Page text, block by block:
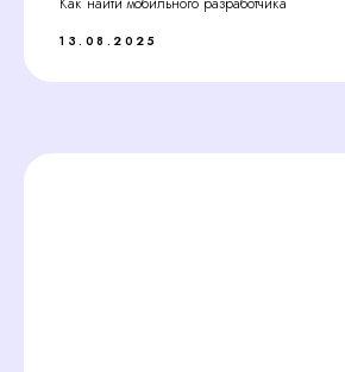
13.08.2025